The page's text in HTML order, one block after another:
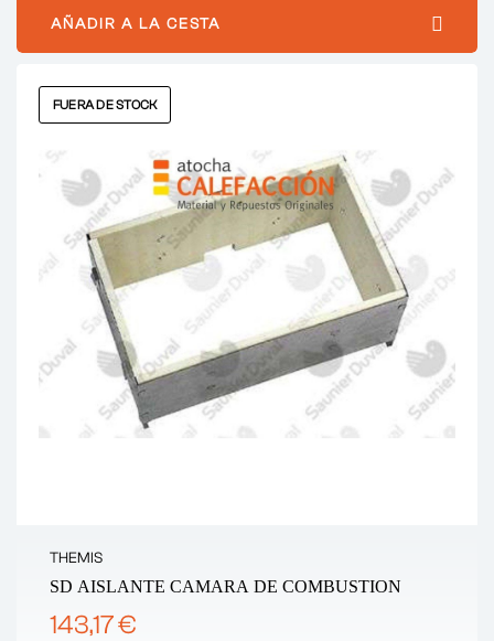
AÑADIR A LA CESTA
FUERA DE STOCK
THEMIS
SD AISLANTE CAMARA DE COMBUSTION
143,17 €